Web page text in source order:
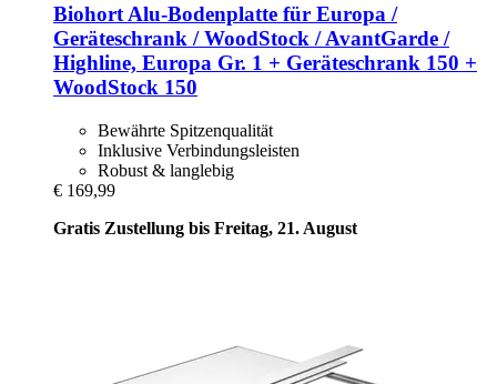
Biohort Alu-​Bodenplatte für Europa /
Geräteschrank / WoodStock / AvantGarde /
Highline, Europa Gr. 1 + Geräteschrank 150 +
WoodStock 150
Bewährte Spitzenqualität
Inklusive Verbindungsleisten
Robust & langlebig
€ 169,99
Gratis Zustellung bis Freitag, 21. August